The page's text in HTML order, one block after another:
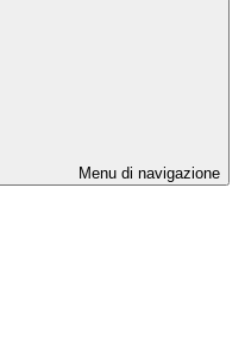
Menu di navigazione